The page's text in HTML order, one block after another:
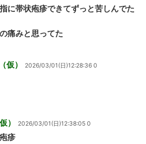
に帯状疱疹できてずっと苦しんでた
痛みと思ってた
仮） 2026/03/01(日)12:28:36 0
） 2026/03/01(日)12:38:05 0
疹